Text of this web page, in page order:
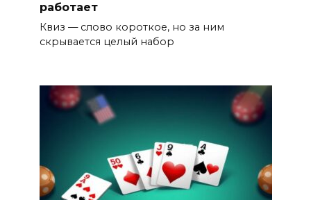
работает
Квиз — слово короткое, но за ним
скрывается целый набор